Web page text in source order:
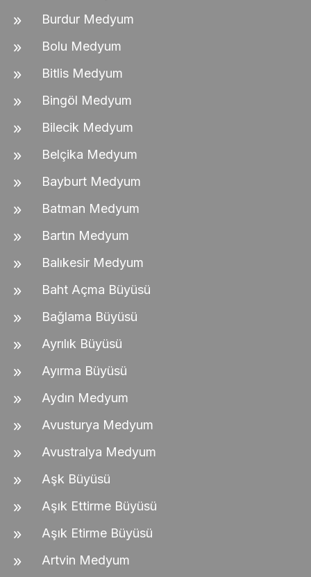
Burdur Medyum
Bolu Medyum
Bitlis Medyum
Bingöl Medyum
Bilecik Medyum
Belçika Medyum
Bayburt Medyum
Batman Medyum
Bartın Medyum
Balıkesir Medyum
Baht Açma Büyüsü
Bağlama Büyüsü
Ayrılık Büyüsü
Ayırma Büyüsü
Aydın Medyum
Avusturya Medyum
Avustralya Medyum
Aşk Büyüsü
Aşık Ettirme Büyüsü
Aşık Etirme Büyüsü
Artvin Medyum